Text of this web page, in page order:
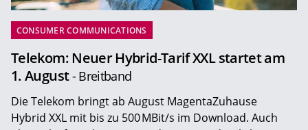
CONSUMER COMMUNICATIONS
Telekom: Neuer Hybrid-Tarif XXL startet am
1. August- Breitband
Die Telekom bringt ab August MagentaZuhause
Hybrid XXL mit bis zu 500 MBit/s im Download. Auch